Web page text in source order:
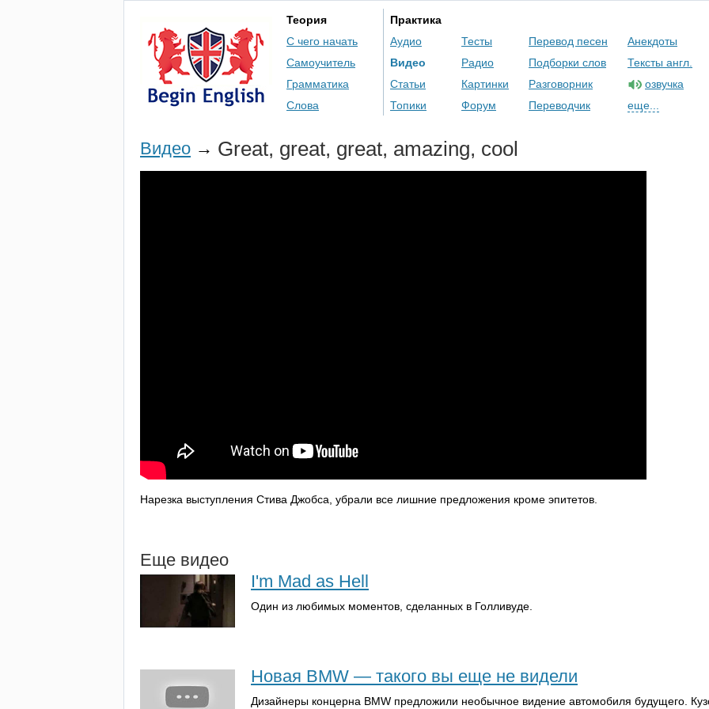
Теория
С чего начать
Самоучитель
Грамматика
Слова
Практика
Аудио
Видео
Статьи
Топики
Тесты
Радио
Картинки
Форум
Перевод песен
Подборки слов
Разговорник
Переводчик
Анекдоты
Тексты англ.
озвучка
еще...
Видео → Great, great, great, amazing, cool
Нарезка выступления Стива Джобса, убрали все лишние предложения кроме эпитетов.
Еще видео
I'm Mad as Hell
Один из любимых моментов, сделанных в Голливуде.
Новая BMW — такого вы еще не видели
Дизайнеры концерна BMW предложили необычное видение автомобиля будущего.